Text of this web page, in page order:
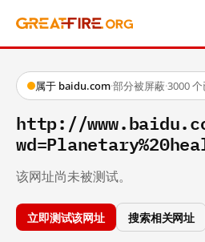
属于 baidu.com·部分被屏蔽·3000
http://
该网址尚未被测试。
立即测试该网址 搜索相关网址